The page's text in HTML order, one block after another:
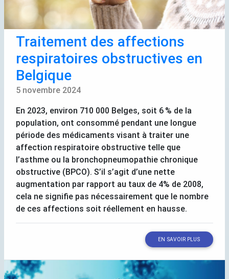
Traitement des affections
respiratoires obstructives en
Belgique
5 novembre 2024
En 2023, environ 710 000 Belges, soit 6 % de la
population, ont consommé pendant une longue
période des médicaments visant à traiter une
affection respiratoire obstructive telle que
l’asthme ou la bronchopneumopathie chronique
obstructive (BPCO). S’il s’agit d’une nette
augmentation par rapport au taux de 4% de 2008,
cela ne signifie pas nécessairement que le nombre
de ces affections soit réellement en hausse.
EN SAVOIR PLUS